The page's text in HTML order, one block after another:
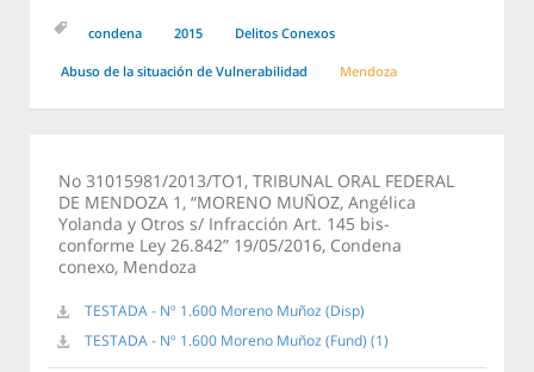
condena 2015 Delitos Conexos
Abuso de la situación de Vulnerabilidad Mendoza
No 31015981/2013/TO1, TRIBUNAL ORAL FEDERAL
DE MENDOZA 1, “MORENO MUÑOZ, Angélica
Yolanda y Otros s/ Infracción Art. 145 bis-
conforme Ley 26.842” 19/05/2016, Condena
conexo, Mendoza
TESTADA - Nº 1.600 Moreno Muñoz (Disp)
TESTADA - Nº 1.600 Moreno Muñoz (Fund) (1)